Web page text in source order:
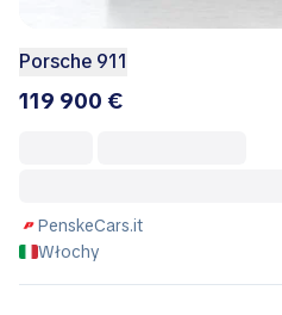
Porsche 911
119 900 €
PenskeCars.it
Włochy